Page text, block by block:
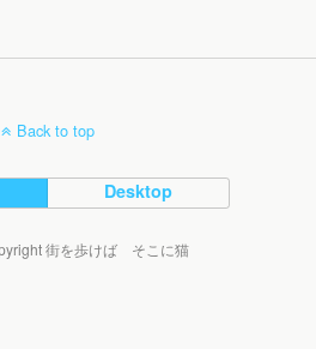
Back to top
Desktop
街を歩けば そこに猫